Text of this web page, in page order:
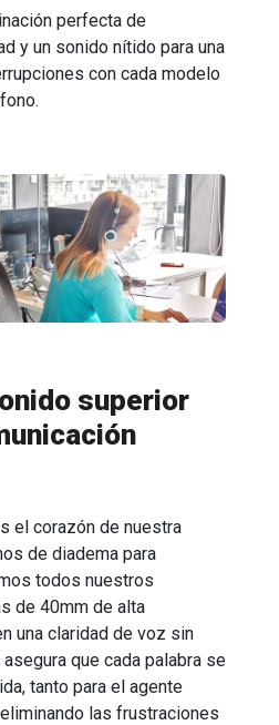
perfecta de
y un sonido nítido para una
con cada modelo
superior
el corazón de nuestra
de diadema para
todos nuestros
de 40mm de alta
una claridad de voz sin
que cada palabra se
tanto para el agente
las frustraciones